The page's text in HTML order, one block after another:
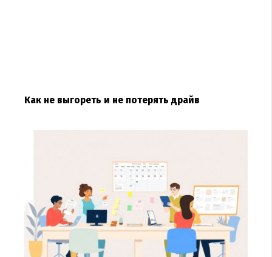
Как не выгореть и не потерять драйв